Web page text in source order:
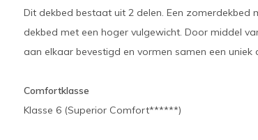
Dit dekbed bestaat uit 2 delen. Een zomerdekbed
dekbed met een hoger vulgewicht. Door middel
aan elkaar bevestigd en vormen samen een
Comfortklasse
Klasse 6 (Superior Comfort******)